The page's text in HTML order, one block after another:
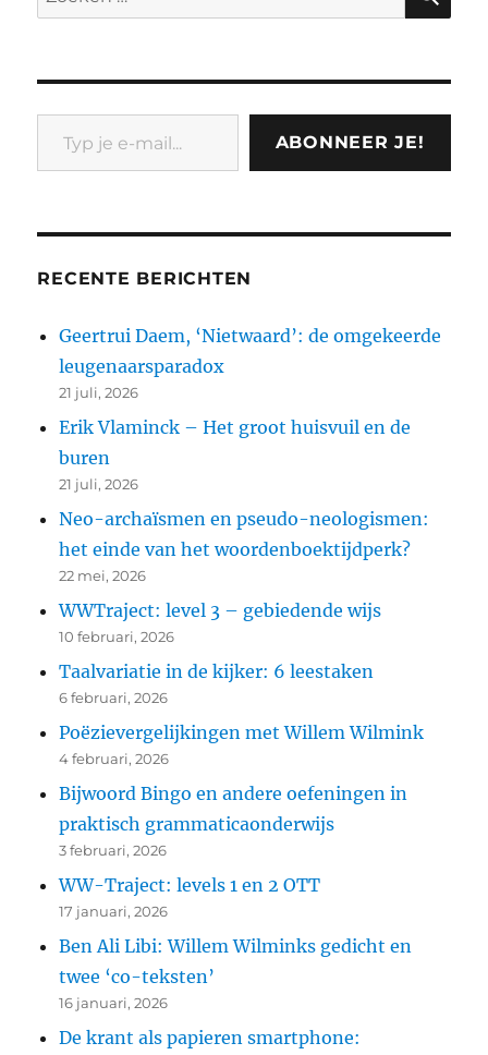
naar:
Typ je e-mail...
ABONNEER JE!
RECENTE BERICHTEN
Geertrui Daem, ‘Nietwaard’: de omgekeerde
leugenaarsparadox
21 juli, 2026
Erik Vlaminck – Het groot huisvuil en de
buren
21 juli, 2026
Neo-archaïsmen en pseudo-neologismen:
het einde van het woordenboektijdperk?
22 mei, 2026
WWTraject: level 3 – gebiedende wijs
10 februari, 2026
Taalvariatie in de kijker: 6 leestaken
6 februari, 2026
Poëzievergelijkingen met Willem Wilmink
4 februari, 2026
Bijwoord Bingo en andere oefeningen in
praktisch grammaticaonderwijs
3 februari, 2026
WW-Traject: levels 1 en 2 OTT
17 januari, 2026
Ben Ali Libi: Willem Wilminks gedicht en
twee ‘co-teksten’
16 januari, 2026
De krant als papieren smartphone: